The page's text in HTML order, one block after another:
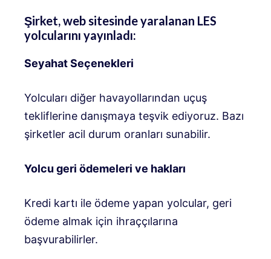
Şirket, web sitesinde yaralanan LES
yolcularını yayınladı:
Seyahat Seçenekleri
Yolcuları diğer havayollarından uçuş
tekliflerine danışmaya teşvik ediyoruz. Bazı
şirketler acil durum oranları sunabilir.
Yolcu geri ödemeleri ve hakları
Kredi kartı ile ödeme yapan yolcular, geri
ödeme almak için ihraççılarına
başvurabilirler.